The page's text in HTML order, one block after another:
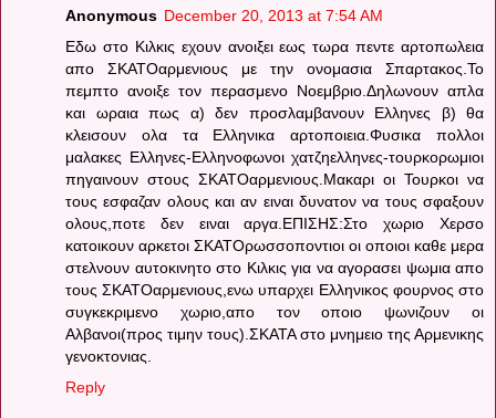
Anonymous December 20, 2013 at 7:54 AM
Εδω στο Κιλκις εχουν ανοιξει εως τωρα πεντε αρτοπωλεια
απο ΣΚΑΤΟαρμενιους με την ονομασια Σπαρτακος.Το
πεμπτο ανοιξε τον περασμενο Νοεμβριο.Δηλωνουν απλα
και ωραια πως α) δεν προσλαμβανουν Ελληνες β) θα
κλεισουν ολα τα Ελληνικα αρτοποιεια.Φυσικα πολλοι
μαλακες Ελληνες-Ελληνοφωνοι χατζηελληνες-τουρκορωμιοι
πηγαινουν στους ΣΚΑΤΟαρμενιους.Μακαρι οι Τουρκοι να
τους εσφαζαν ολους και αν ειναι δυνατον να τους σφαξουν
ολους,ποτε δεν ειναι αργα.ΕΠΙΣΗΣ:Στο χωριο Χερσο
κατοικουν αρκετοι ΣΚΑΤΟρωσσοποντιοι οι οποιοι καθε μερα
στελνουν αυτοκινητο στο Κιλκις για να αγορασει ψωμια απο
τους ΣΚΑΤΟαρμενιους,ενω υπαρχει Ελληνικος φουρνος στο
συγκεκριμενο χωριο,απο τον οποιο ψωνιζουν οι
Αλβανοι(προς τιμην τους).ΣΚΑΤΑ στο μνημειο της Αρμενικης
γενοκτονιας.
Reply